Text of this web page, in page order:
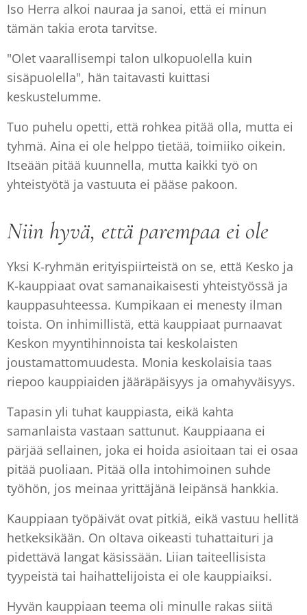
Iso Herra alkoi nauraa ja sanoi, että ei minun
tämän takia erota tarvitse.
"Olet vaarallisempi talon ulkopuolella kuin
sisäpuolella", hän taitavasti kuittasi
keskustelumme.
Tuo puhelu opetti, että rohkea pitää olla, mutta ei
tyhmä. Aina ei ole helppo tietää, toimiiko oikein.
Itseään pitää kuunnella, mutta kaikki työ on
yhteistyötä ja vastuuta ei pääse pakoon.
Niin hyvä, että parempaa ei ole
Yksi K-ryhmän erityispiirteistä on se, että Kesko ja
K-kauppiaat ovat samanaikaisesti yhteistyössä ja
kauppasuhteessa. Kumpikaan ei menesty ilman
toista. On inhimillistä, että kauppiaat purnaavat
Keskon myyntihinnoista tai keskolaisten
joustamattomuudesta. Monia keskolaisia taas
riepoo kauppiaiden jääräpäisyys ja omahyväisyys.
Tapasin yli tuhat kauppiasta, eikä kahta
samanlaista vastaan sattunut. Kauppiaana ei
pärjää sellainen, joka ei hoida asioitaan tai ei osaa
pitää puoliaan. Pitää olla intohimoinen suhde
työhön, jos meinaa yrittäjänä leipänsä hankkia.
Kauppiaan työpäivät ovat pitkiä, eikä vastuu hellitä
hetkeksikään. On oltava oikeasti tuhattaituri ja
pidettävä langat käsissään. Liian taiteellisista
tyypeistä tai haihattelijoista ei ole kauppiaiksi.
Hyvän kauppiaan teema oli minulle rakas siitä